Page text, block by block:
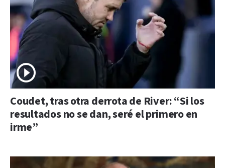
Coudet, tras otra derrota de River: “Si los
resultados no se dan, seré el primero en
irme”